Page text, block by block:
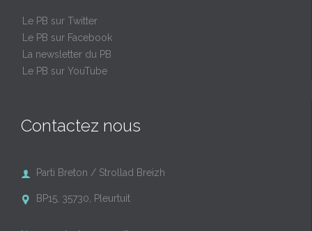
Le PB sur Twitter
Le PB sur Facebook
La newsletter du PB
Le PB sur YouTube
Contactez nous
 Parti Breton / Strollad Breizh
 BP15, 35730, Pleurtuit